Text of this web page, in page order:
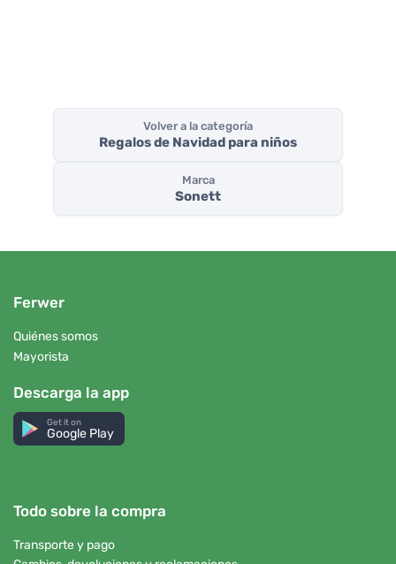
Volver a la categoría
Regalos de Navidad para niños
Marca
Sonett
Ferwer
Quiénes somos
Mayorista
Descarga la app
Get it on
Google Play
Todo sobre la compra
Transporte y pago